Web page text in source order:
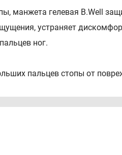
манжета гелевая B.Well
устраняет
ног.
пальцев стопы от